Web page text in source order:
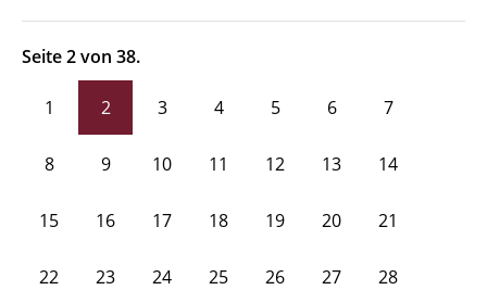
Seite 2 von 38.
1 2 3 4 5 6 7
8 9 10 11 12 13 14
15 16 17 18 19 20 21
22 23 24 25 26 27 28